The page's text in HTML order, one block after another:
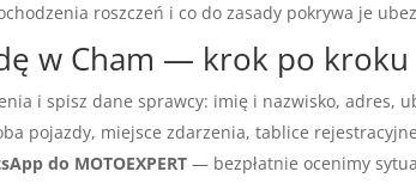
roszczeń i co do zasady pokrywa je
w Cham — krok po kroku
i spisz dane sprawcy: imię i nazwisko, adres,
pojazdy, miejsce zdarzenia, tablice
do MOTOEXPERT — bezpłatnie ocenimy